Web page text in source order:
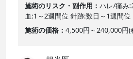
施術のリスク・副作用
ハレ/痛み
血:1～2週間位 針跡:数日～1週間位
施術の価格
4,500円～240,000円(